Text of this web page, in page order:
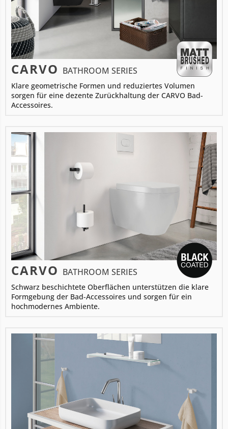
CARVO BATHROOM SERIES
Klare geometrische Formen und reduziertes Volumen
sorgen für eine dezente Zurückhaltung der CARVO Bad-
Accessoires.
CARVO BATHROOM SERIES
Schwarz beschichtete Oberflächen unterstützen die klare
Formgebung der Bad-Accessoires und sorgen für ein
hochmodernes Ambiente.